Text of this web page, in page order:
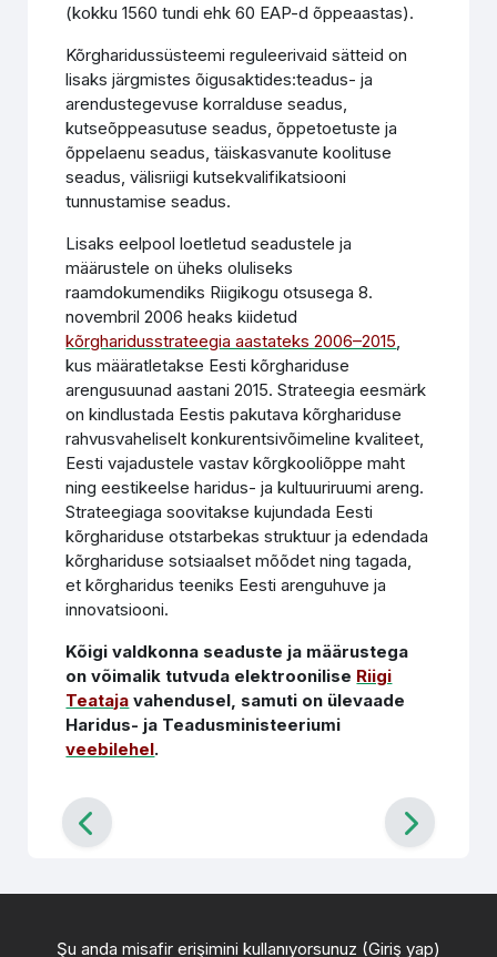
(kokku 1560 tundi ehk 60 EAP-d õppeaastas).
Kõrgharidussüsteemi reguleerivaid sätteid on
lisaks järgmistes õigusaktides:teadus- ja
arendustegevuse korralduse seadus,
kutseõppeasutuse seadus, õppetoetuste ja
õppelaenu seadus, täiskasvanute koolituse
seadus, välisriigi kutsekvalifikatsiooni
tunnustamise seadus.
Lisaks eelpool loetletud seadustele ja
määrustele on üheks oluliseks
raamdokumendiks Riigikogu otsusega 8.
novembril 2006 heaks kiidetud
kõrgharidusstrateegia aastateks 2006–2015,
kus määratletakse Eesti kõrghariduse
arengusuunad aastani 2015. Strateegia eesmärk
on kindlustada Eestis pakutava kõrghariduse
rahvusvaheliselt konkurentsivõimeline kvaliteet,
Eesti vajadustele vastav kõrgkooliõppe maht
ning eestikeelse haridus- ja kultuuriruumi areng.
Strateegiaga soovitakse kujundada Eesti
kõrghariduse otstarbekas struktuur ja edendada
kõrghariduse sotsiaalset mõõdet ning tagada,
et kõrgharidus teeniks Eesti arenguhuve ja
innovatsiooni.
Kõigi valdkonna seaduste ja määrustega
on võimalik tutvuda elektroonilise Riigi
Teataja vahendusel, samuti on ülevaade
Haridus- ja Teadusministeeriumi
veebilehel.
Şu anda misafir erişimini kullanıyorsunuz (Giriş yap)